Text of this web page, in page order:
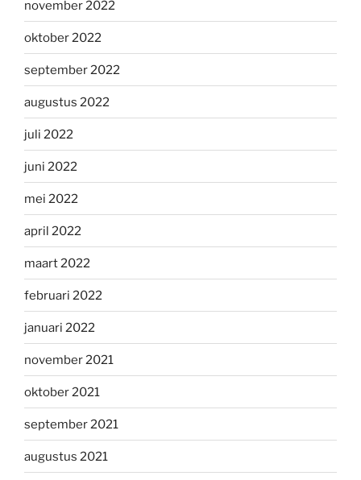
november 2022
oktober 2022
september 2022
augustus 2022
juli 2022
juni 2022
mei 2022
april 2022
maart 2022
februari 2022
januari 2022
november 2021
oktober 2021
september 2021
augustus 2021